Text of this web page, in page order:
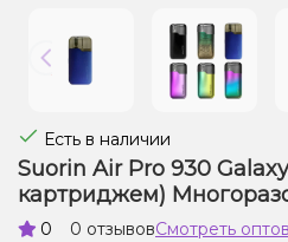
Есть в наличии
Suorin Air Pro 930
картриджем)
0 0 отзывовСмотреть